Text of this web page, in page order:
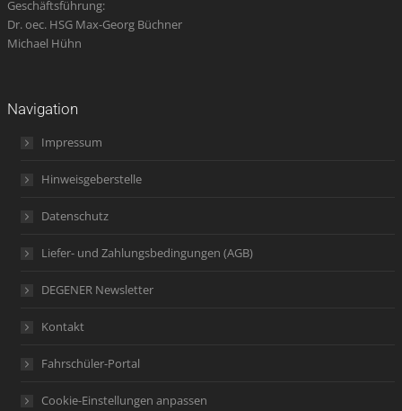
Geschäftsführung:
Dr. oec. HSG Max-Georg Büchner
Michael Hühn
Navigation
Impressum
Hinweisgeberstelle
Datenschutz
Liefer- und Zahlungsbedingungen (AGB)
DEGENER Newsletter
Kontakt
Fahrschüler-Portal
Cookie-Einstellungen anpassen